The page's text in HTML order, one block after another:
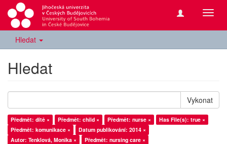
Hledat
Hledat
Vykonat
Předmět: dítě × Předmět: child × Předmět: nurse ×
Has File(s): true ×
Předmět: komunikace ×
Datum publikování: 2014 ×
Autor: Tenklová, Monika ×
Předmět: nursing care ×